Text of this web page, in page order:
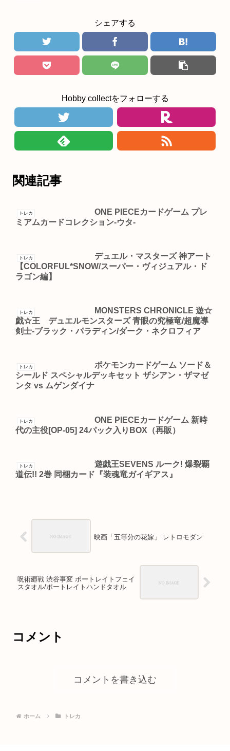
シェアする
Hobby collectをフォローする
関連記事
トレカ
ONE PIECEカードゲーム プレ
ミアムカードコレクション-ウタ-
トレカ
デュエル・マスターズ 神アート
【COLORFUL*SNOW/スーパー・ヴィジュアル・ド
ラゴン編】
トレカ
MONSTERS CHRONICLE 遊☆
戯☆王 デュエルモンスターズ 青眼の究極竜/超魔導
剣士-ブラック・パラディン/ダーク・ネクロフィア
トレカ
ポケモンカードゲーム ソード＆
シールド スペシャルデッキセット ザシアン・ザマゼ
ンタ vs ムゲンダイナ
トレカ
ONE PIECEカードゲーム 新時
代の主役[OP-05] 24パック入りBOX（再販）
トレカ
遊戯王SEVENS ルーク! 爆裂覇
道伝!! 2巻 同梱カード『装魂竜ガイギアス』
映画「五等分の花嫁」 レトロモダン
呪術廻戦 渋谷事変 ポートレイトフェイ
スタオル/ポートレイトハンドタオル
コメント
コメントを書き込む
ホーム トレカ